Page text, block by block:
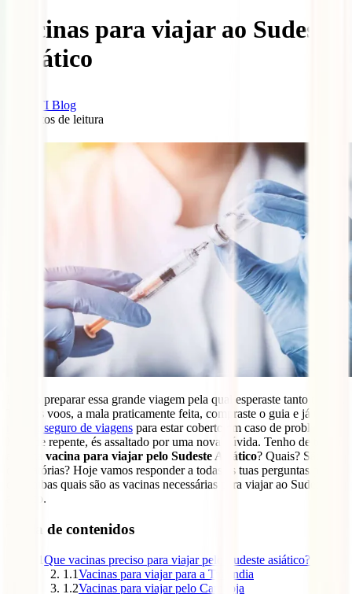
Vacinas para viajar ao Sudeste
Asiático
IATI Blog
minutos de leitura
Estás a preparar essa grande viagem pela qual esperaste tanto tempo.
Tens os voos, a mala praticamente feita, compraste o guia e já tens
melhor seguro de viagens para estar coberto em caso de problemas.
Mas, de repente, és assaltado por uma nova dúvida. Tenho de tomar
vacina para viajar pelo Sudeste Asiático? Quais? São
obrigatórias? Hoje vamos responder a todas as tuas perguntas para
que saibas quais são as vacinas necessárias para viajar ao Sudeste
asiático.
Tabla de contenidos
1Que vacinas preciso para viajar pelo Sudeste asiático?
1.1Vacinas para viajar para a Tailândia
1.2Vacinas para viajar pelo Camboja